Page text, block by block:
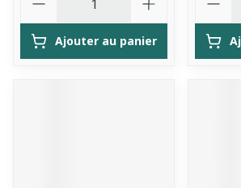
Ajouter au panier